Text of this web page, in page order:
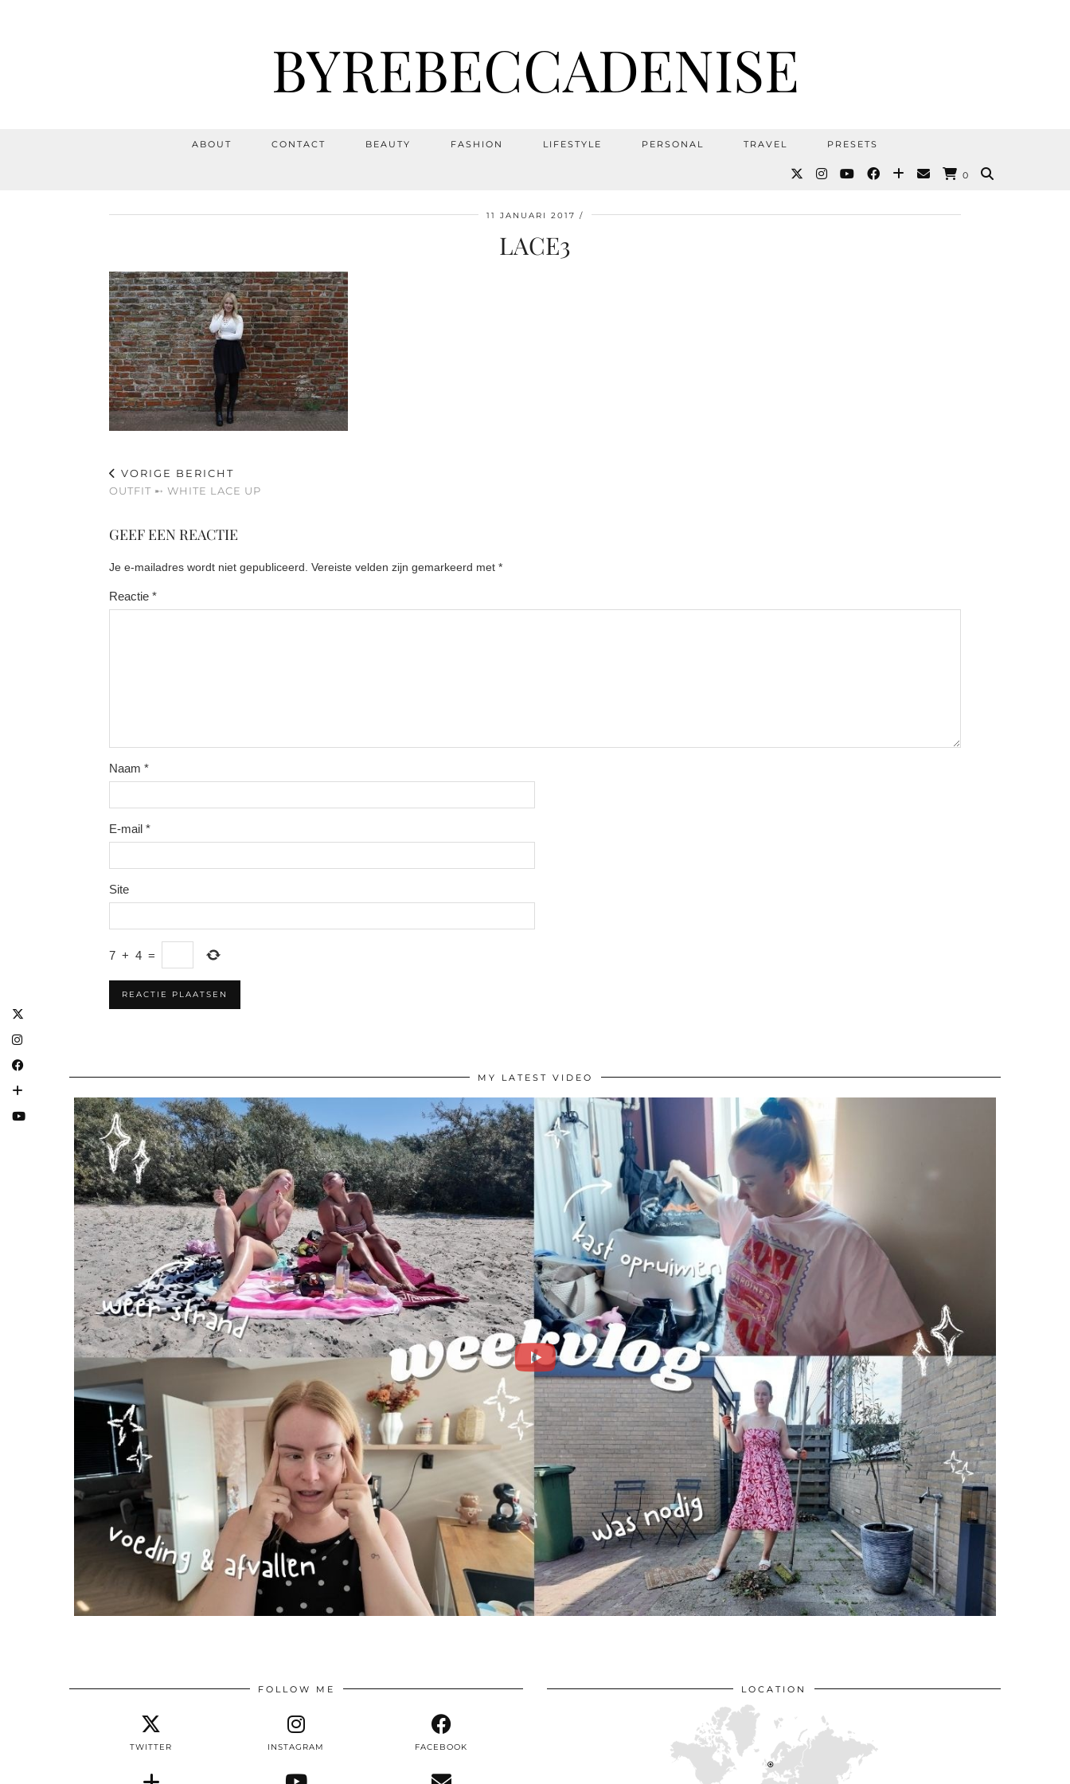
BYREBECCADENISE
ABOUT CONTACT BEAUTY FASHION LIFESTYLE PERSONAL TRAVEL PRESETS
0
11 JANUARI 2017
LACE3
VORIGE BERICHT
OUTFIT ➸ WHITE LACE UP
GEEF EEN REACTIE
Je e-mailadres wordt niet gepubliceerd. Vereiste velden zijn gemarkeerd met *
Reactie *
Naam *
E-mail *
Site
7 + 4 =
MY LATEST VIDEO
FOLLOW ME
TWITTER INSTAGRAM FACEBOOK
LOCATION